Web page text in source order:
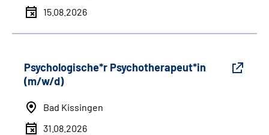
15.08.2026
Psychologische*r Psychotherapeut*in
(m/w/d)
Bad Kissingen
31.08.2026